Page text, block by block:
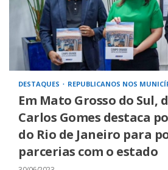
DESTAQUES REPUBLICANOS NOS
Em Mato Grosso do Sul,
Carlos Gomes destaca
do Rio de Janeiro para
parcerias com o estado